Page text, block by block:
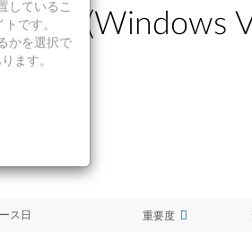
ス日 重要度
しているこ
です。
かを選択で
ます。